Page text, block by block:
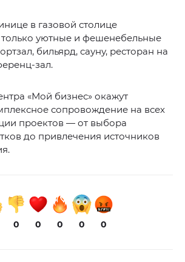
в газовой столице
только уютные и фешенебельные
бильярд, сауну, ресторан на
зал.
«Мой бизнес» окажут
сопровождение на всех
проектов — от выбора
до привлечения источников
0 0 0 0 0